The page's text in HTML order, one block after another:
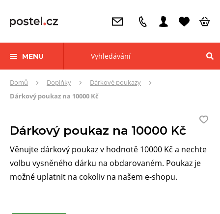
MENU
ZdeDomů Doplňky
Dárkové poukazy
Dárkový poukaz na 10000 Kč
Dárkový poukaz na 10000 Kč
Věnujte dárkový poukaz v hodnotě 10000 Kč a nechte
volbu vysněného dárku na obdarovaném. Poukaz je
možné uplatnit na cokoliv na našem e-shopu.